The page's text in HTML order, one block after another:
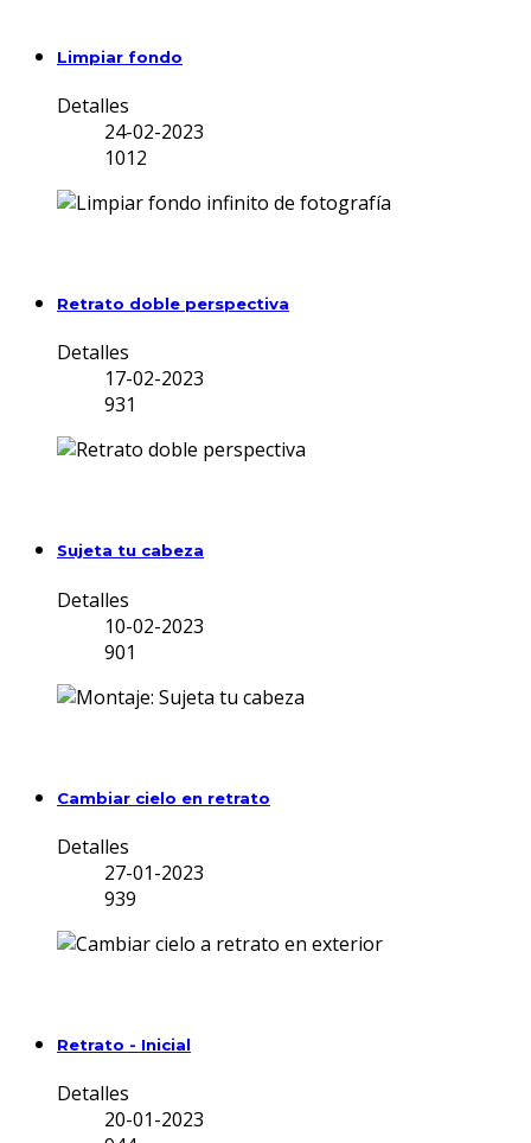
Limpiar fondo
Detalles
24-02-2023
1012
Retrato doble perspectiva
Detalles
17-02-2023
931
Sujeta tu cabeza
Detalles
10-02-2023
901
Cambiar cielo en retrato
Detalles
27-01-2023
939
Retrato - Inicial
Detalles
20-01-2023